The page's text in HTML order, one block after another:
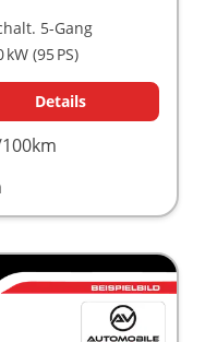
5-Gang
kW (95 PS)
Details